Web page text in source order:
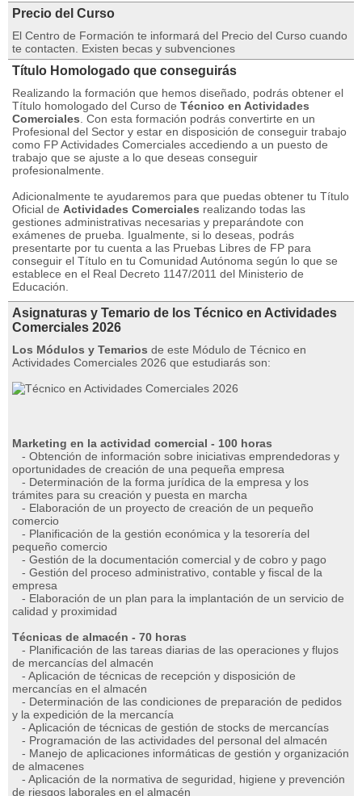
Precio del Curso
El Centro de Formación te informará del Precio del Curso cuando
te contacten. Existen becas y subvenciones
Título Homologado que conseguirás
Realizando la formación que hemos diseñado, podrás obtener el
Título homologado del Curso de Técnico en Actividades
Comerciales . Con esta formación podrás convertirte en un
Profesional del Sector y estar en disposición de conseguir trabajo
como FP Actividades Comerciales accediendo a un puesto de
trabajo que se ajuste a lo que deseas conseguir
profesionalmente.
Adicionalmente te ayudaremos para que puedas obtener tu Título
Oficial de Actividades Comerciales realizando todas las
gestiones administrativas necesarias y preparándote con
exámenes de prueba. Igualmente, si lo deseas, podrás
presentarte por tu cuenta a las Pruebas Libres de FP para
conseguir el Título en tu Comunidad Autónoma según lo que se
establece en el Real Decreto 1147/2011 del Ministerio de
Educación.
Asignaturas y Temario de los Técnico en Actividades
Comerciales 2026
Los Módulos y Temarios de este Módulo de Técnico en
Actividades Comerciales 2026 que estudiarás son:
Marketing en la actividad comercial - 100 horas
- Obtención de información sobre iniciativas emprendedoras y
oportunidades de creación de una pequeña empresa
- Determinación de la forma jurídica de la empresa y los
trámites para su creación y puesta en marcha
- Elaboración de un proyecto de creación de un pequeño
comercio
- Planificación de la gestión económica y la tesorería del
pequeño comercio
- Gestión de la documentación comercial y de cobro y pago
- Gestión del proceso administrativo, contable y fiscal de la
empresa
- Elaboración de un plan para la implantación de un servicio de
calidad y proximidad
Técnicas de almacén - 70 horas
- Planificación de las tareas diarias de las operaciones y flujos
de mercancías del almacén
- Aplicación de técnicas de recepción y disposición de
mercancías en el almacén
- Determinación de las condiciones de preparación de pedidos
y la expedición de la mercancía
- Aplicación de técnicas de gestión de stocks de mercancías
- Programación de las actividades del personal del almacén
- Manejo de aplicaciones informáticas de gestión y organización
de almacenes
- Aplicación de la normativa de seguridad, higiene y prevención
de riesgos laborales en el almacén